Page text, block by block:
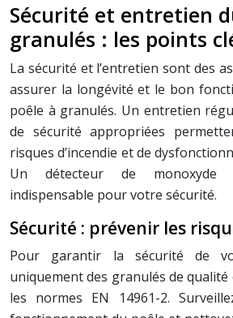
Sécurité et entretien
granulés : les points
La sécurité et l’entretien sont des
assurer la longévité et le bon
poêle à granulés. Un entretien
de sécurité appropriées
risques d’incendie et de
Un détecteur de
indispensable pour votre sécurité.
Sécurité : prévenir les
Pour garantir la sécurité de
uniquement des granulés de
les normes EN 14961-2.